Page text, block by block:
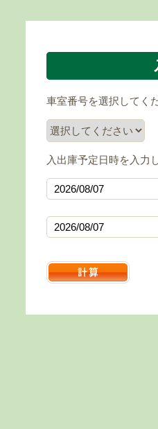
車室番号を選択してく
入出庫予定日時を入力